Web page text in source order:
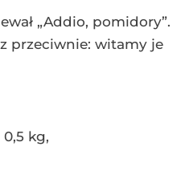
„Addio, pomidory”.
przeciwnie: witamy je
kg,